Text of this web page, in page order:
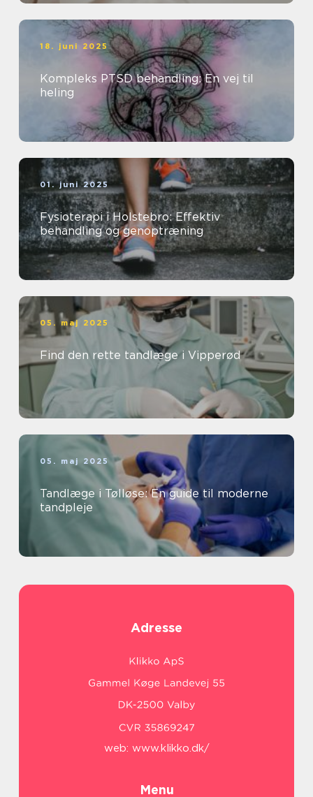
18. juni 2025
Kompleks PTSD behandling: En vej til
heling
01. juni 2025
Fysioterapi i Holstebro: Effektiv
behandling og genoptræning
05. maj 2025
Find den rette tandlæge i Vipperød
05. maj 2025
Tandlæge i Tølløse: En guide til moderne
tandpleje
Adresse
web: www.klikko.dk/
Menu